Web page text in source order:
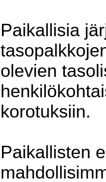
Paikallisia
olevien
korotuksiin.
Paikallisten